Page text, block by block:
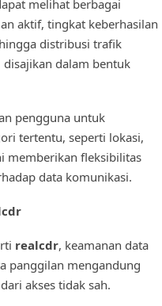
melihat berbagai
aktif, tingkat keberhasilan
distribusi trafik
dalam bentuk
pengguna untuk
tertentu, seperti lokasi,
memberikan fleksibilitas
data komunikasi.
realcdr, keamanan data
panggilan mengandung
akses tidak sah.